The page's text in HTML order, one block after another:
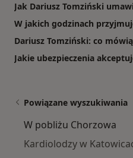
Jak Dariusz Tomziński
W jakich godzinach
Dariusz Tomziński: co
Jakie ubezpieczenia
Powiązane wyszukiwania
W pobliżu Chorzowa
Kardiolodzy w